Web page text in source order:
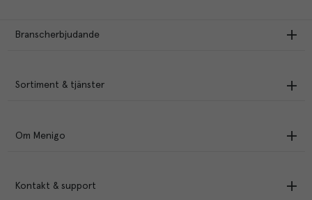
Branscherbjudande
Sortiment & tjänster
Om Menigo
Kontakt & support